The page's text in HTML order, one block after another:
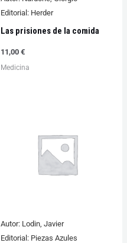
Editorial: Herder
Las prisiones de la comida
11,00 €
Medicina
Autor: Lodin, Javier
Editorial: Piezas Azules